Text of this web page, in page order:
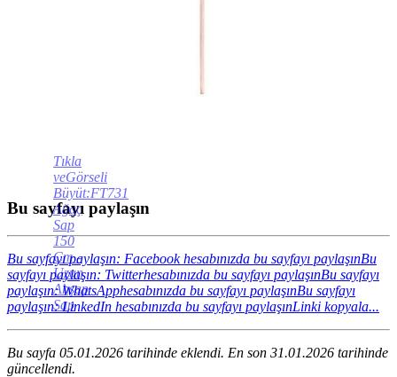
Tıkla
veGörseli
Büyüt:FT731
Ağaç
Sap
150
Cm -
Uzun
Ahşap
Sap
Bu sayfayı paylaşın
Bu sayfayı paylaşın: Facebook hesabınızda bu sayfayı paylaşınBu
sayfayı paylaşın: Twitterhesabınızda bu sayfayı paylaşınBu sayfayı
paylaşın: WhatsApphesabınızda bu sayfayı paylaşınBu sayfayı
paylaşın: LinkedIn hesabınızda bu sayfayı paylaşınLinki kopyala...
Bu sayfa 05.01.2026 tarihinde eklendi. En son 31.01.2026 tarihinde
güncellendi.